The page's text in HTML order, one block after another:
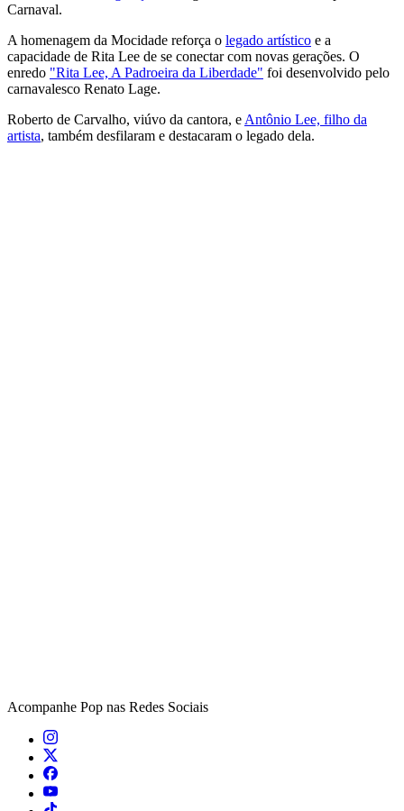
Carnaval.
A homenagem da Mocidade reforça o legado artístico e a
capacidade de Rita Lee de se conectar com novas gerações. O
enredo "Rita Lee, A Padroeira da Liberdade" foi desenvolvido pelo
carnavalesco Renato Lage.
Roberto de Carvalho, viúvo da cantora, e Antônio Lee, filho da
artista, também desfilaram e destacaram o legado dela.
Acompanhe Pop nas Redes Sociais